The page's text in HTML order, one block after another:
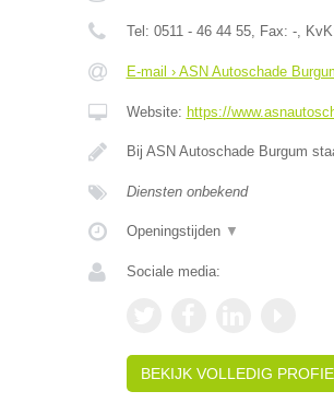
Tel: 0511 - 46 44 55, Fax: -,
E-mail › ASN Autoschade
Website: https://
Bij ASN Autoschade Burgum
Diensten onbekend
Openingstijden ▼
Sociale media:
BEKIJK VOLLEDIG